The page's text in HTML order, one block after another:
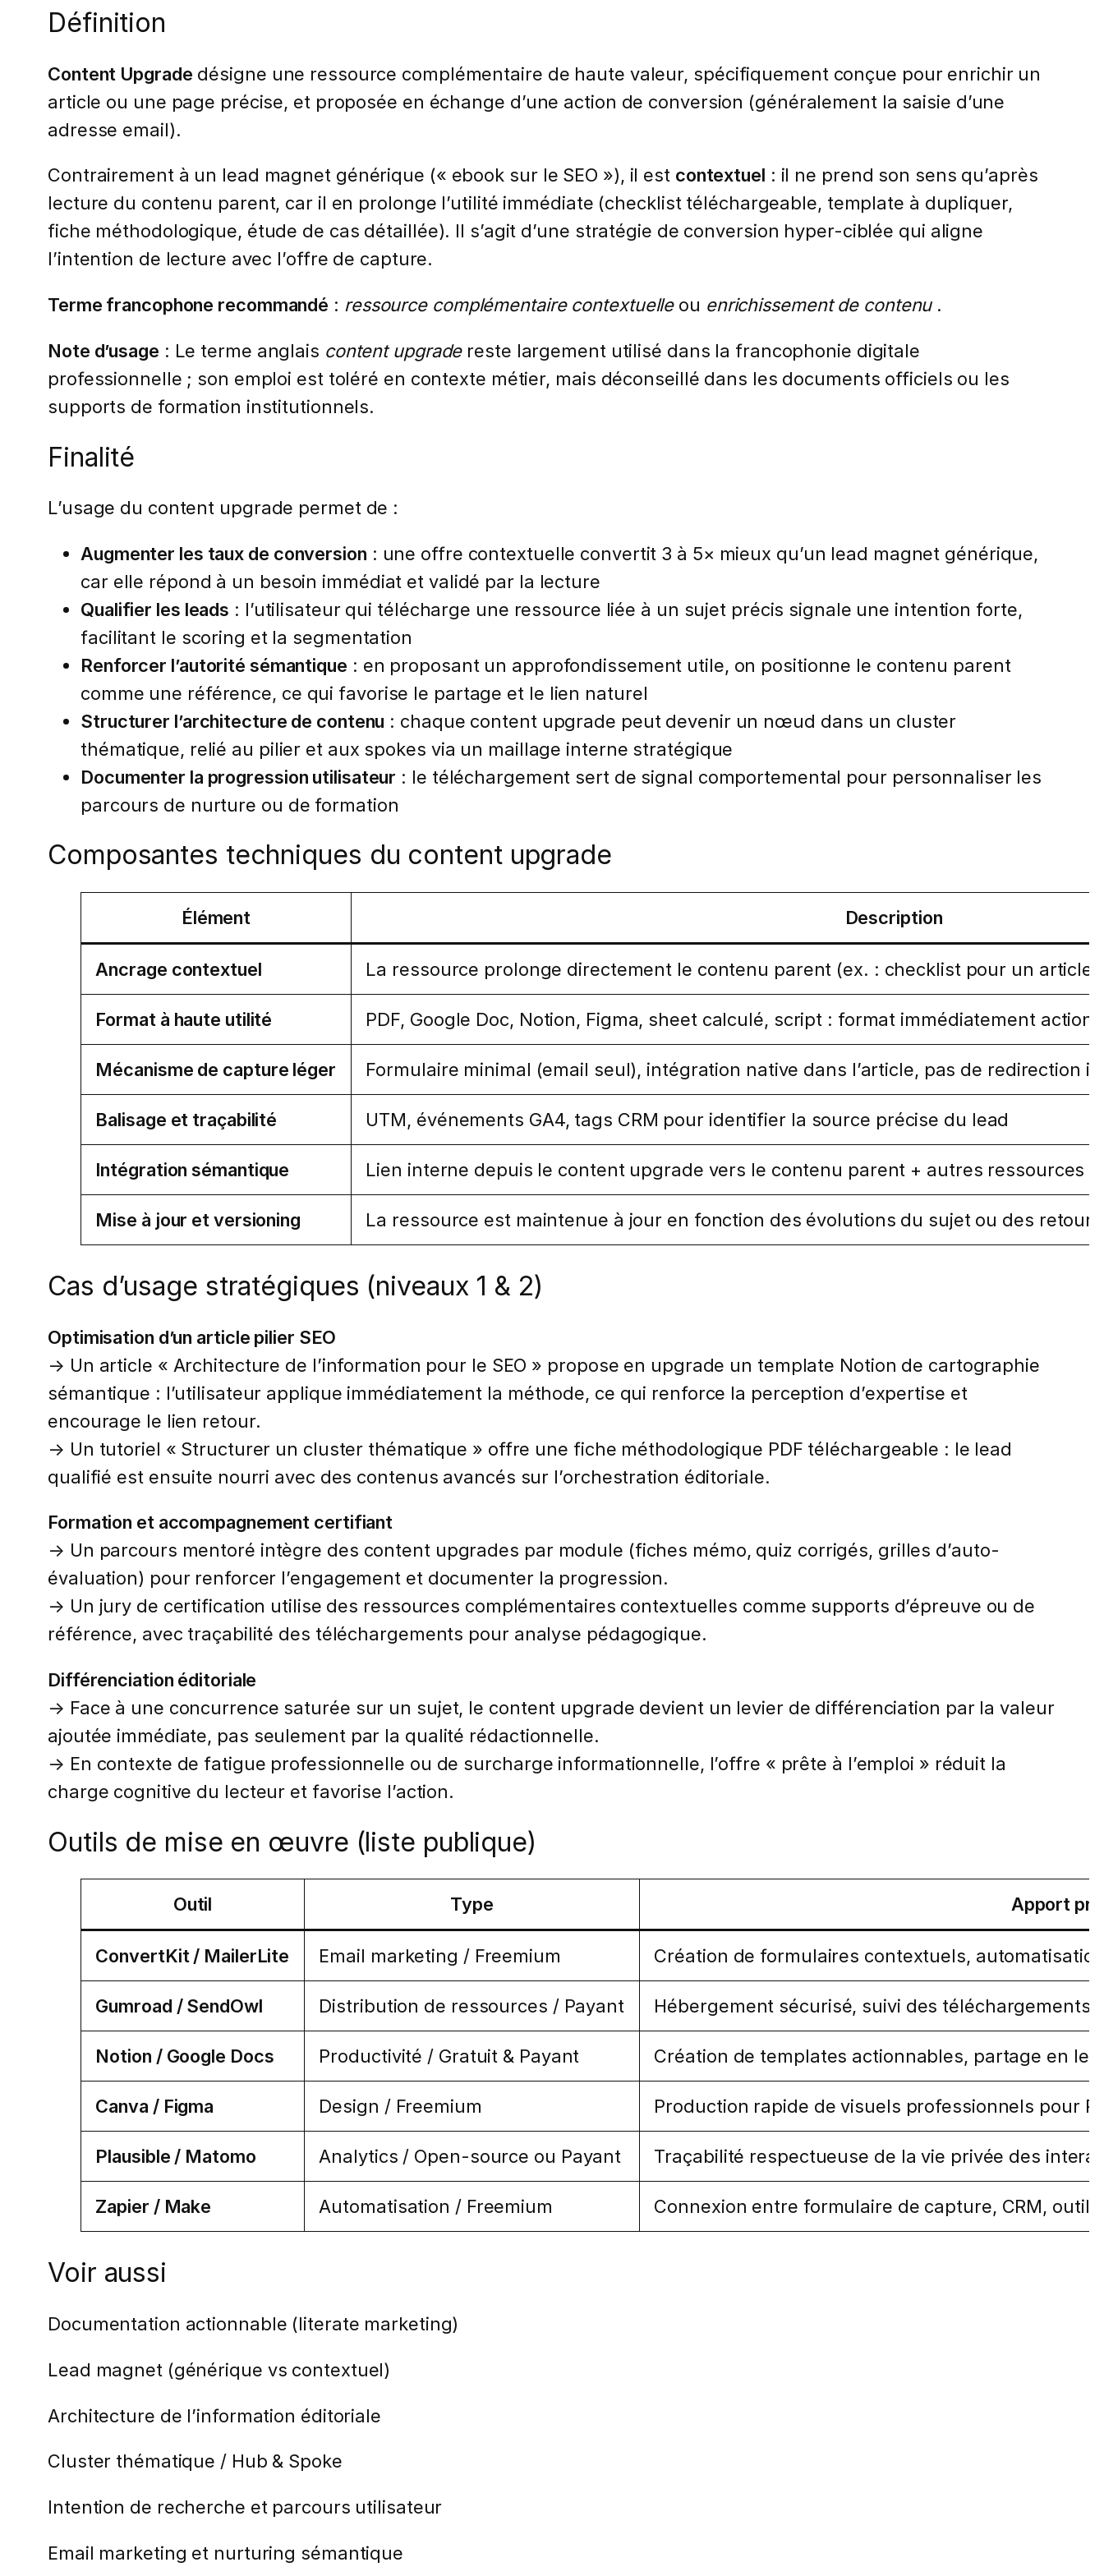
Définition
Content Upgrade désigne une ressource complémentaire de haute valeur, spécifiquement conçue pour enrichir un
article ou une page précise, et proposée en échange d’une action de conversion (généralement la saisie d’une
adresse email).
Contrairement à un lead magnet générique (« ebook sur le SEO »), il est contextuel : il ne prend son sens qu’après
lecture du contenu parent, car il en prolonge l’utilité immédiate (checklist téléchargeable, template à dupliquer,
fiche méthodologique, étude de cas détaillée). Il s’agit d’une stratégie de conversion hyper-ciblée qui aligne
l’intention de lecture avec l’offre de capture.
Terme francophone recommandé : ressource complémentaire contextuelleou enrichissement de contenu.
Note d’usage : Le terme anglais content upgradereste largement utilisé dans la francophonie digitale
professionnelle ; son emploi est toléré en contexte métier, mais déconseillé dans les documents officiels ou les
supports de formation institutionnels.
Finalité
L’usage du content upgrade permet de :
Augmenter les taux de conversion : une offre contextuelle convertit 3 à 5× mieux qu’un lead magnet générique,
car elle répond à un besoin immédiat et validé par la lecture
Qualifier les leads : l’utilisateur qui télécharge une ressource liée à un sujet précis signale une intention forte,
facilitant le scoring et la segmentation
Renforcer l’autorité sémantique : en proposant un approfondissement utile, on positionne le contenu parent
comme une référence, ce qui favorise le partage et le lien naturel
Structurer l’architecture de contenu : chaque content upgrade peut devenir un nœud dans un cluster
thématique, relié au pilier et aux spokes via un maillage interne stratégique
Documenter la progression utilisateur : le téléchargement sert de signal comportemental pour personnaliser les
parcours de nurture ou de formation
Composantes techniques du content upgrade
Élément Description
Ancrage contextuel La ressource prolonge directement le contenu parent (ex. : checklist pour un
Format à haute utilité PDF, Google Doc, Notion, Figma, sheet calculé, script : format immédiatement
Mécanisme de capture léger Formulaire minimal (email seul), intégration native dans l’article, pas de redirection
Balisage et traçabilité UTM, événements GA4, tags CRM pour identifier la source précise du lead
Intégration sémantique Lien interne depuis le content upgrade vers le contenu parent + autres ressources
Mise à jour et versioning La ressource est maintenue à jour en fonction des évolutions du sujet ou des
Cas d’usage stratégiques (niveaux 1 & 2)
Optimisation d’un article pilier SEO
→ Un article « Architecture de l’information pour le SEO » propose en upgrade un template Notion de cartographie
sémantique : l’utilisateur applique immédiatement la méthode, ce qui renforce la perception d’expertise et
encourage le lien retour.
→ Un tutoriel « Structurer un cluster thématique » offre une fiche méthodologique PDF téléchargeable : le lead
qualifié est ensuite nourri avec des contenus avancés sur l’orchestration éditoriale.
Formation et accompagnement certifiant
→ Un parcours mentoré intègre des content upgrades par module (fiches mémo, quiz corrigés, grilles d’auto-
évaluation) pour renforcer l’engagement et documenter la progression.
→ Un jury de certification utilise des ressources complémentaires contextuelles comme supports d’épreuve ou de
référence, avec traçabilité des téléchargements pour analyse pédagogique.
Différenciation éditoriale
→ Face à une concurrence saturée sur un sujet, le content upgrade devient un levier de différenciation par la valeur
ajoutée immédiate, pas seulement par la qualité rédactionnelle.
→ En contexte de fatigue professionnelle ou de surcharge informationnelle, l’offre « prête à l’emploi » réduit la
charge cognitive du lecteur et favorise l’action.
Outils de mise en œuvre (liste publique)
Outil Type Apport
ConvertKit / MailerLite Email marketing / Freemium Création de formulaires contextuels,
Gumroad / SendOwl Distribution de ressources / Payant Hébergement sécurisé, suivi des
Notion / Google Docs Productivité / Gratuit & Payant Création de templates actionnables, partage en
Canva / Figma Design / Freemium Production rapide de visuels professionnels pour
Plausible / Matomo Analytics / Open-source ou Payant Traçabilité respectueuse de la vie privée des
Zapier / Make Automatisation / Freemium Connexion entre formulaire de capture, CRM, outil
Voir aussi
Documentation actionnable (literate marketing)
Lead magnet (générique vs contextuel)
Architecture de l’information éditoriale
Cluster thématique / Hub & Spoke
Intention de recherche et parcours utilisateur
Email marketing et nurturing sémantique